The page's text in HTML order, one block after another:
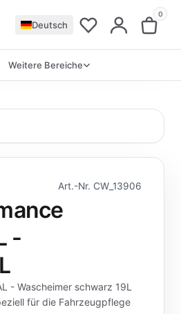
Deutsch
0
Weitere Bereiche
Art.-Nr. CW_13906
-
- Wascheimer schwarz 19L
für die Fahrzeugpflege